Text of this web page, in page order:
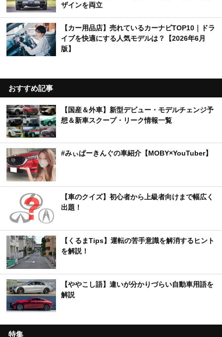
ザインを両立
【カー用品店】売れているカーナビTOP10｜ドラ
イブを快適にする人気モデルは？【2026年6月
版】
おすすめ記事
【国産＆外車】新型デビュー・モデルチェンジ予
想＆新車スクープ・リーク情報一覧
#みぃぱーきんぐの車紹介【MOBY×YouTuber】
【車のクイズ】初心者から上級者向けまで幅広く
出題！
【くるまTips】運転の苦手意識を解消するヒント
を解説！
【ややこし語】違いが分かりづらい自動車用語を
解説
特集